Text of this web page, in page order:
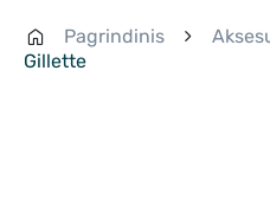
Pagrindinis
Gillette